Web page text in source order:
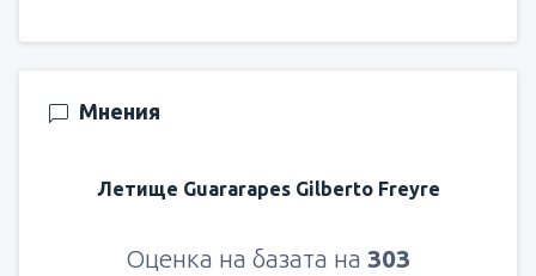
Мнения
Летище Guararapes Gilberto Freyre
Оценка на базата на 303